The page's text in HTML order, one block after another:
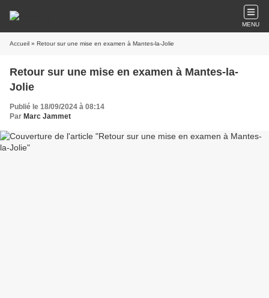
MENU
Accueil » Retour sur une mise en examen à Mantes-la-Jolie
Retour sur une mise en examen à Mantes-la-
Jolie
Publié le 18/09/2024 à 08:14
Par Marc Jammet